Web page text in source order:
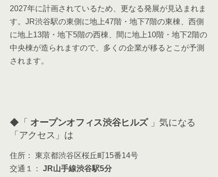
2027年に計画されているため、更なる発展が見込まれま
す。JR渋谷駅の東側に地上47階・地下7階の東棟、西側
に地上13階・地下5階の西棟、間に地上10階・地下2階の
中央棟が造られますので、多くの企業が移るとこが予測
されます。
◆「 オープンオフィス渋谷ヒルズ 」気になる
「アクセス」は
住所： 東京都渋谷区桜丘町15番14号
交通１： JR山手線渋谷駅5分